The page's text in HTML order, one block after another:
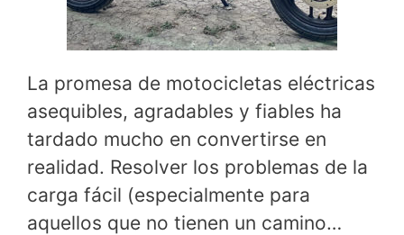
La promesa de motocicletas eléctricas
asequibles, agradables y fiables ha
tardado mucho en convertirse en
realidad. Resolver los problemas de la
carga fácil (especialmente para
aquellos que no tienen un camino…